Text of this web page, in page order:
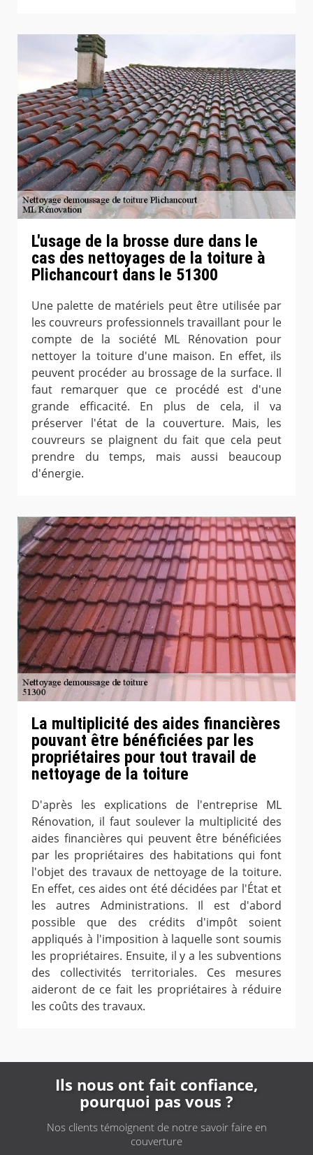
L'usage de la brosse dure dans le
cas des nettoyages de la toiture à
Plichancourt dans le 51300
Une palette de matériels peut être utilisée par
les couvreurs professionnels travaillant pour le
compte de la société ML Rénovation pour
nettoyer la toiture d'une maison. En effet, ils
peuvent procéder au brossage de la surface. Il
faut remarquer que ce procédé est d'une
grande efficacité. En plus de cela, il va
préserver l'état de la couverture. Mais, les
couvreurs se plaignent du fait que cela peut
prendre du temps, mais aussi beaucoup
d'énergie.
La multiplicité des aides financières
pouvant être bénéficiées par les
propriétaires pour tout travail de
nettoyage de la toiture
D'après les explications de l'entreprise ML
Rénovation, il faut soulever la multiplicité des
aides financières qui peuvent être bénéficiées
par les propriétaires des habitations qui font
l'objet des travaux de nettoyage de la toiture.
En effet, ces aides ont été décidées par l'État et
les autres Administrations. Il est d'abord
possible que des crédits d'impôt soient
appliqués à l'imposition à laquelle sont soumis
les propriétaires. Ensuite, il y a les subventions
des collectivités territoriales. Ces mesures
aideront de ce fait les propriétaires à réduire
les coûts des travaux.
Ils nous ont fait confiance,
pourquoi pas vous ?
Nos clients témoignent de notre savoir faire en
couverture